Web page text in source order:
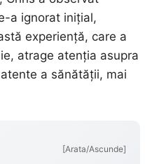
a ignorat inițial,
experiență, care a
atrage atenția asupra
a sănătății, mai
[Arata/Ascunde]